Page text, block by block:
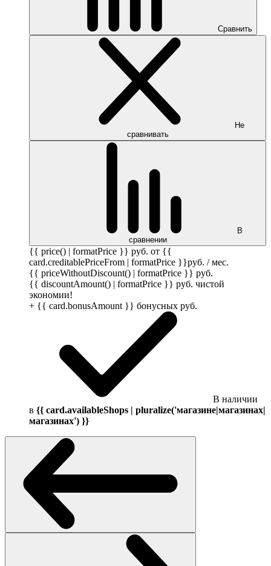
Сравнить
Не
сравнивать
В
сравнении
{{ price() | formatPrice }} руб. от {{
card.creditablePriceFrom | formatPrice }}руб. / мес.
{{ priceWithoutDiscount() | formatPrice }} руб.
{{ discountAmount() | formatPrice }} руб. чистой
экономии!
+ {{ card.bonusAmount }} бонусных руб.
В наличии
в {{ card.availableShops | pluralize('магазине|магазинах|
магазинах') }}